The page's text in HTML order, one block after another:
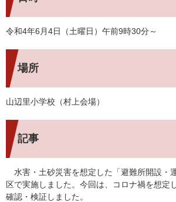
令和4年6月4日（土曜日）午前9時30分～
場所
山辺里小学校（村上会場）
記事
水害・土砂災害を想定した「避難所開設・
区で実施しました。今回は、コロナ禍を想定
確認・検証しました。